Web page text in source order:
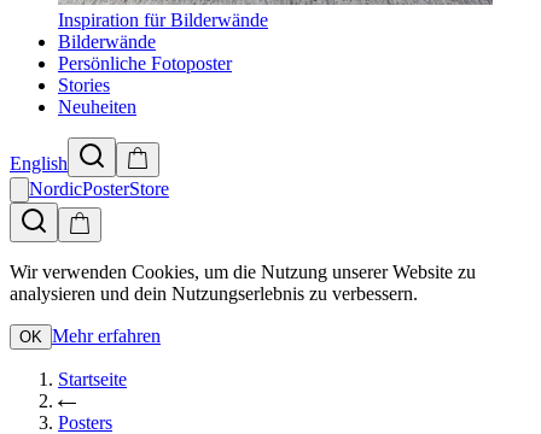
Inspiration für Bilderwände
Bilderwände
Persönliche Fotoposter
Stories
Neuheiten
English
NordicPosterStore
Wir verwenden Cookies, um die Nutzung unserer Website zu
analysieren und dein Nutzungserlebnis zu verbessern.
OK Mehr erfahren
Startseite
Posters